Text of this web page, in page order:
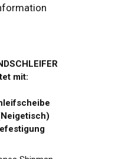
mit: